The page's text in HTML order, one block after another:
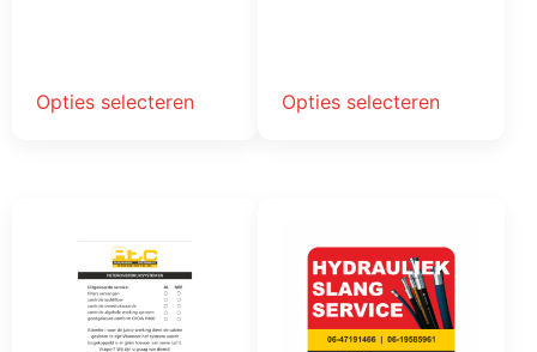
Opties selecteren Opties selecteren